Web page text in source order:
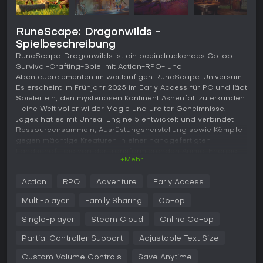
RuneScape: Dragonwilds -
Spielbeschreibung
RuneScape: Dragonwilds ist ein beeindruckendes Co-op-
Survival-Crafting-Spiel mit Action-RPG- und
Abenteuerelementen im weitläufigen RuneScape-Universum.
Es erscheint im Frühjahr 2025 im Early Access für PC und lädt
Spieler ein, den mysteriösen Kontinent Ashenfall zu erkunden
- eine Welt voller wilder Magie und uralter Geheimnisse.
Jagex hat es mit Unreal Engine 5 entwickelt und verbindet
Ressourcensammeln, Ausrüstungsherstellung sowie Kämpfe
gegen mächtige Kreaturen in einer handgefertigten
Gameplay
Im Kern von RuneScape: Dragonwilds dreht sich alles um
Spieler beginnen mit dem Sammeln von Materialien wie Holz
etwa indem sie eine spektrale Axt beschwören, um Bäume
verleihen. Diese Ressourcen treiben Crafting-Systeme für
+Mehr
Action RPG Adventure Early Access
Multi-player Family Sharing Co-op
Single-player Steam Cloud Online Co-op
Partial Controller Support Adjustable Text Size
Custom Volume Controls Save Anytime